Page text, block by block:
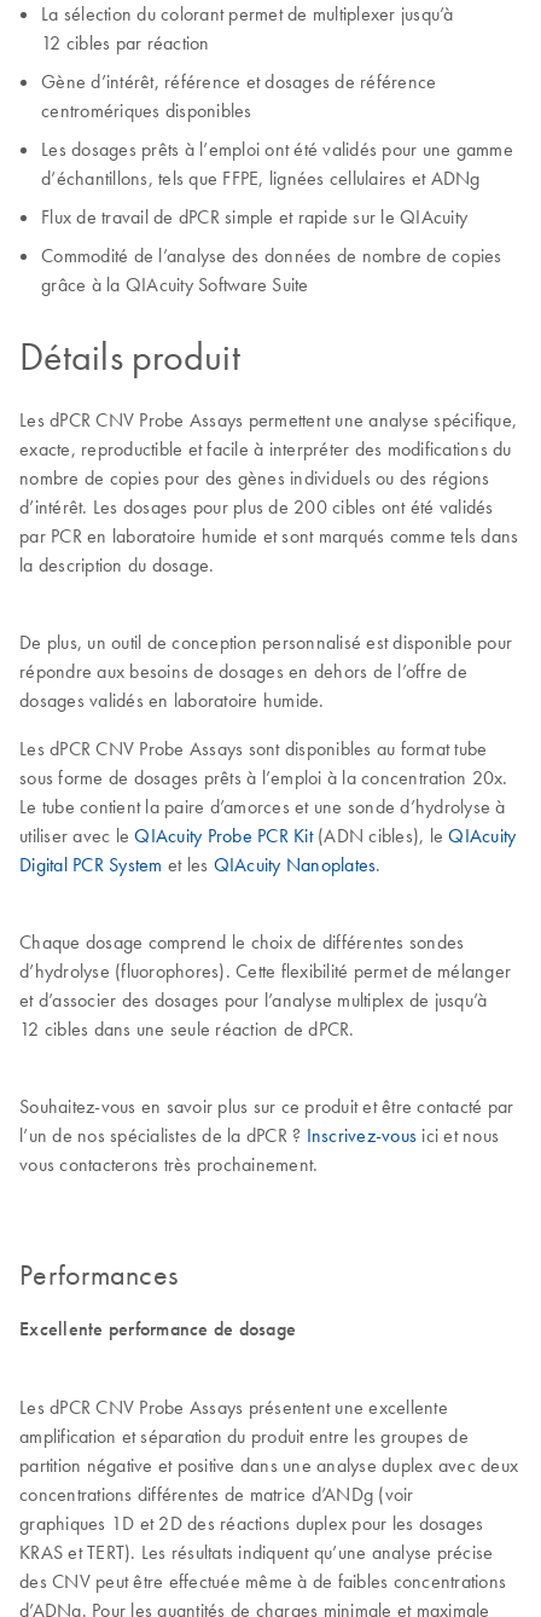
La sélection du colorant permet de multiplexer jusqu’à
12 cibles par réaction
Gène d’intérêt, référence et dosages de référence
centromériques disponibles
Les dosages prêts à l’emploi ont été validés pour une gamme
d’échantillons, tels que FFPE, lignées cellulaires et ADNg
Flux de travail de dPCR simple et rapide sur le QIAcuity
Commodité de l’analyse des données de nombre de copies
grâce à la QIAcuity Software Suite
Détails produit
Les dPCR CNV Probe Assays permettent une analyse spécifique,
exacte, reproductible et facile à interpréter des modifications du
nombre de copies pour des gènes individuels ou des régions
d’intérêt. Les dosages pour plus de 200 cibles ont été validés
par PCR en laboratoire humide et sont marqués comme tels dans
la description du dosage.
De plus, un outil de conception personnalisé est disponible pour
répondre aux besoins de dosages en dehors de l’offre de
dosages validés en laboratoire humide.
Les dPCR CNV Probe Assays sont disponibles au format tube
sous forme de dosages prêts à l’emploi à la concentration 20x.
Le tube contient la paire d’amorces et une sonde d’hydrolyse à
utiliser avec leQIAcuity Probe PCR Kit(ADN cibles), leQIAcuity
Digital PCR System et les QIAcuity Nanoplates.
Chaque dosage comprend le choix de différentes sondes
d’hydrolyse (fluorophores). Cette flexibilité permet de mélanger
et d’associer des dosages pour l’analyse multiplex de jusqu’à
12 cibles dans une seule réaction de dPCR.
Souhaitez-vous en savoir plus sur ce produit et être contacté par
l’un de nos spécialistes de la dPCR ? Inscrivez-vous ici et nous
vous contacterons très prochainement.
Performances
Excellente performance de dosage
Les dPCR CNV Probe Assays présentent une excellente
amplification et séparation du produit entre les groupes de
partition négative et positive dans une analyse duplex avec deux
concentrations différentes de matrice d’ANDg (voir
graphiques 1D et 2D des réactions duplex pour les dosages
KRAS et TERT). Les résultats indiquent qu’une analyse précise
des CNV peut être effectuée même à de faibles concentrations
d’ADNg. Pour les quantités de charges minimale et maximale